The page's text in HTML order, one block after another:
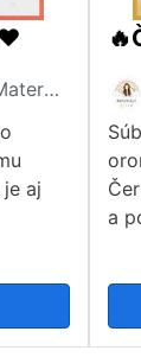
Marie Šoustarová (Materiály dětem)
aj
a